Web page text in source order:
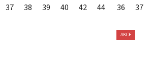
37 38 39 40 42 44 45 48
36 37
AKCE